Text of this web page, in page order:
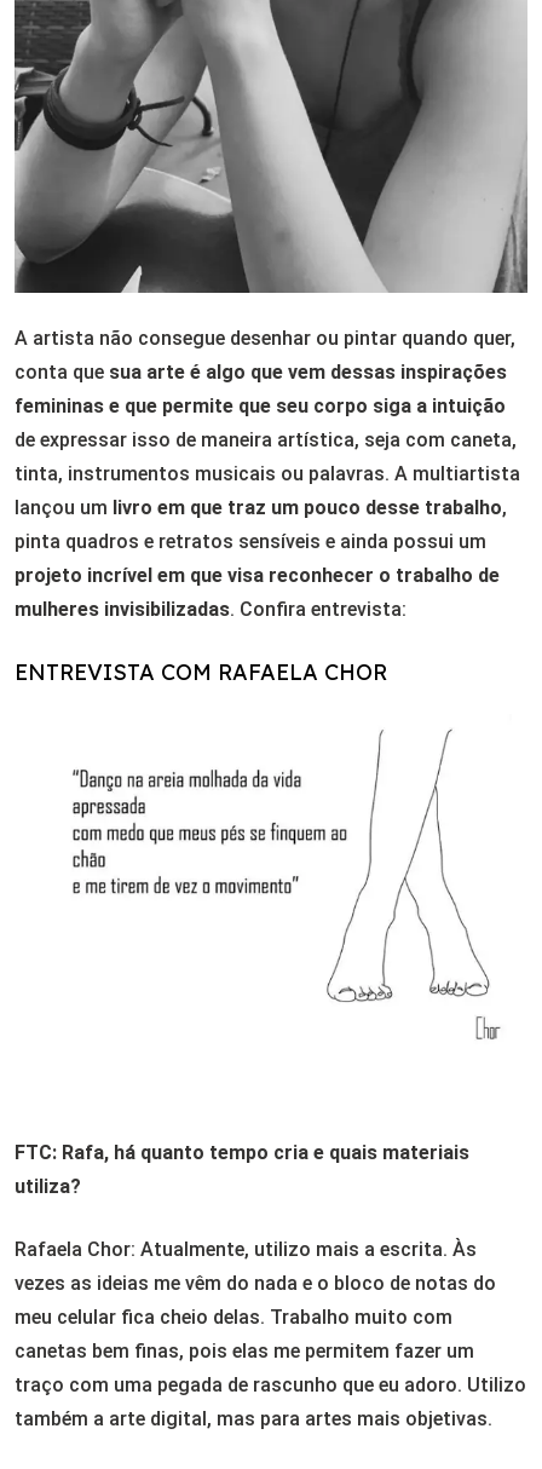
A artista não consegue desenhar ou pintar quando quer,
conta que sua arte é algo que vem dessas inspirações
femininas e que permite que seu corpo siga a intuição
de expressar isso de maneira artística, seja com caneta,
tinta, instrumentos musicais ou palavras. A multiartista
lançou um livro em que traz um pouco desse trabalho,
pinta quadros e retratos sensíveis e ainda possui um
projeto incrível em que visa reconhecer o trabalho de
mulheres invisibilizadas. Confira entrevista:
ENTREVISTA COM RAFAELA CHOR
FTC: Rafa, há quanto tempo cria e quais materiais
utiliza?
Rafaela Chor: Atualmente, utilizo mais a escrita. Às
vezes as ideias me vêm do nada e o bloco de notas do
meu celular fica cheio delas. Trabalho muito com
canetas bem finas, pois elas me permitem fazer um
traço com uma pegada de rascunho que eu adoro. Utilizo
também a arte digital, mas para artes mais objetivas.